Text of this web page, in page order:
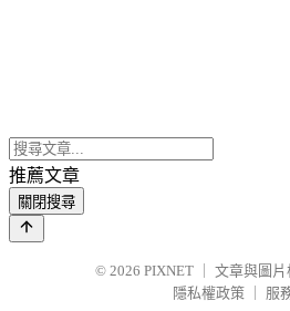
推薦文章
關閉搜尋
© 2026 PIXNET
文章與圖
隱私權政策
服